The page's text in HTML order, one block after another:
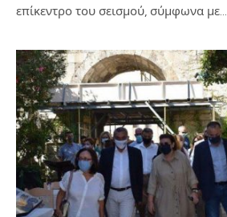
επίκεντρο του σεισμού, σύμφωνα με…